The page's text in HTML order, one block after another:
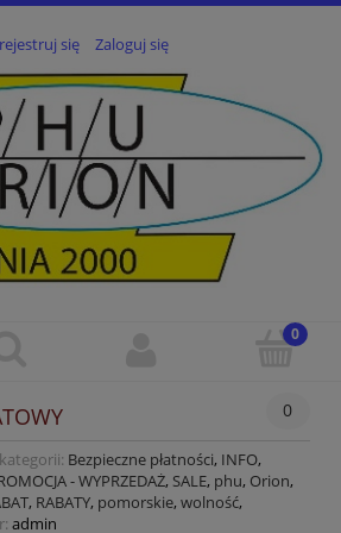
się Zaloguj się
0
Bezpieczne płatności, INFO,
- WYPRZEDAŻ, SALE, phu, Orion,
, RABATY, pomorskie, wolność,
admin